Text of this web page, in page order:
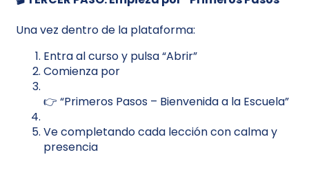
Una vez dentro de la plataforma:
Entra al curso y pulsa “Abrir”
Comienza por
👉 “Primeros Pasos – Bienvenida a la Escuela”
Ve completando cada lección con calma y
presencia